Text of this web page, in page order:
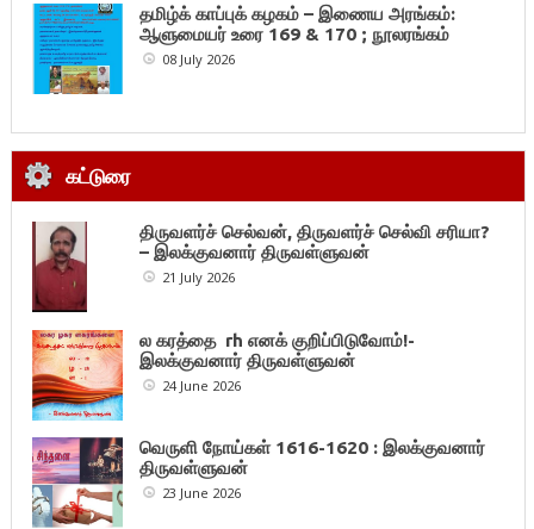
தமிழ்க் காப்புக் கழகம் – இணைய அரங்கம்:
ஆளுமையர் உரை 169 & 170 ; நூலரங்கம்
08 July 2026
கட்டுரை
திருவளர்ச் செல்வன், திருவளர்ச் செல்வி சரியா?
– இலக்குவனார் திருவள்ளுவன்
21 July 2026
ல கரத்தை rh எனக் குறிப்பிடுவோம்!-
இலக்குவனார் திருவள்ளுவன்
24 June 2026
வெருளி நோய்கள் 1616-1620 : இலக்குவனார்
திருவள்ளுவன்
23 June 2026